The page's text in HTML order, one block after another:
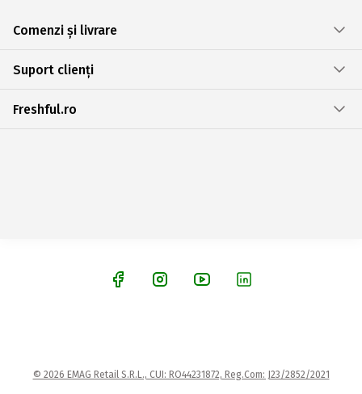
Comenzi și livrare
Suport clienți
Freshful.ro
© 2026 EMAG Retail S.R.L., CUI: RO44231872, Reg.Com: J23/2852/2021